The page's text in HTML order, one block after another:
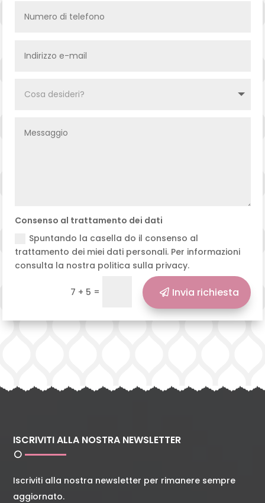
Consenso al trattamento dei dati
Spuntando la casella do il consenso al
trattamento dei miei dati personali. Per informazioni
consulta la nostra politica sulla privacy.
7 + 5 = Invia richiesta
ISCRIVITI ALLA NOSTRA NEWSLETTER
Iscriviti alla nostra newsletter per rimanere sempre
aggiornato.